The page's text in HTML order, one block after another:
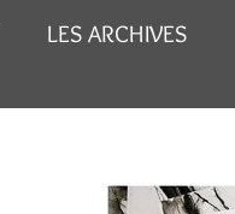
LES ARCHIVES